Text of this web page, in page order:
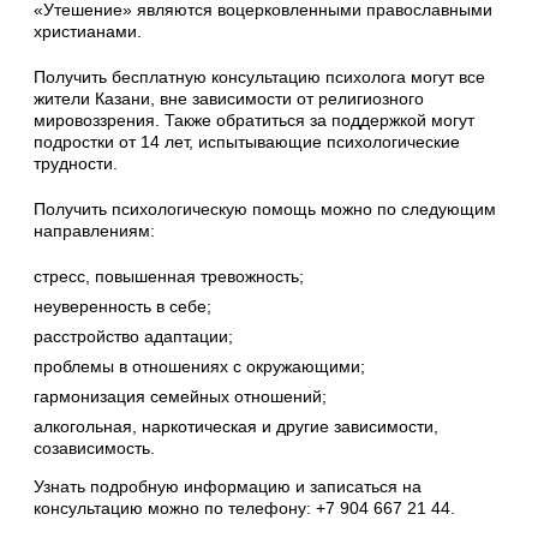
«Утешение» являются воцерковленными православными
христианами.
Получить бесплатную консультацию психолога могут все
жители Казани, вне зависимости от религиозного
мировоззрения. Также обратиться за поддержкой могут
подростки от 14 лет, испытывающие психологические
трудности.
Получить психологическую помощь можно по следующим
направлениям:
стресс, повышенная тревожность;
неуверенность в себе;
расстройство адаптации;
проблемы в отношениях с окружающими;
гармонизация семейных отношений;
алкогольная, наркотическая и другие зависимости,
созависимость.
Узнать подробную информацию и записаться на
консультацию можно по телефону: +7 904 667 21 44.